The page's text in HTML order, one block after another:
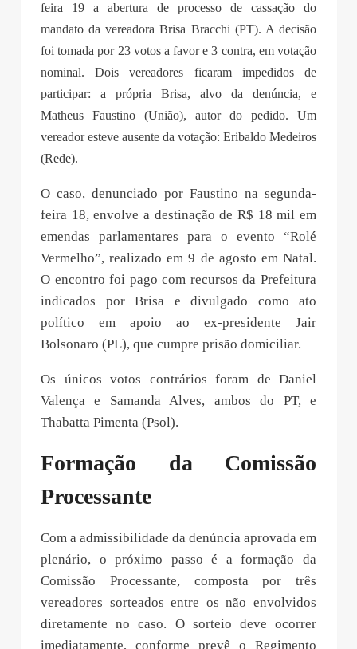
feira 19 a abertura de processo de cassação do
mandato da vereadora Brisa Bracchi (PT). A decisão
foi tomada por 23 votos a favor e 3 contra, em votação
nominal. Dois vereadores ficaram impedidos de
participar: a própria Brisa, alvo da denúncia, e
Matheus Faustino (União), autor do pedido. Um
vereador esteve ausente da votação: Eribaldo Medeiros
(Rede).
O caso, denunciado por Faustino na segunda-
feira 18, envolve a destinação de R$ 18 mil em
emendas parlamentares para o evento “Rolé
Vermelho”, realizado em 9 de agosto em Natal.
O encontro foi pago com recursos da Prefeitura
indicados por Brisa e divulgado como ato
político em apoio ao ex-presidente Jair
Bolsonaro (PL), que cumpre prisão domiciliar.
Os únicos votos contrários foram de Daniel
Valença e Samanda Alves, ambos do PT, e
Thabatta Pimenta (Psol).
Formação da Comissão
Processante
Com a admissibilidade da denúncia aprovada em
plenário, o próximo passo é a formação da
Comissão Processante, composta por três
vereadores sorteados entre os não envolvidos
diretamente no caso. O sorteio deve ocorrer
imediatamente, conforme prevê o Regimento